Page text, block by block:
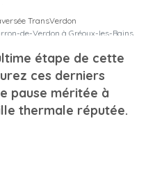
TransVerdon
de-Verdon à Gréoux-les-Bains
étape de cette
ces derniers
pause méritée à
thermale réputée.